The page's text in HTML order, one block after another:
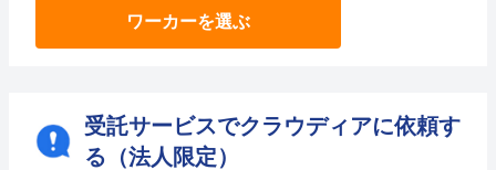
ワーカーを選ぶ
受託サービスでクラウディアに依頼す
る（法人限定）